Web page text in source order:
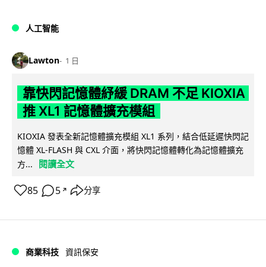
人工智能
Lawton 1 日
靠快閃記憶體紓緩 DRAM 不足 KIOXIA
推 XL1 記憶體擴充模組
KIOXIA 發表全新記憶體擴充模組 XL1 系列，結合低延遲快閃記
憶體 XL-FLASH 與 CXL 介面，將快閃記憶體轉化為記憶體擴充
方...
閱讀全文
85 5 ↗ 分享
商業科技 資訊保安